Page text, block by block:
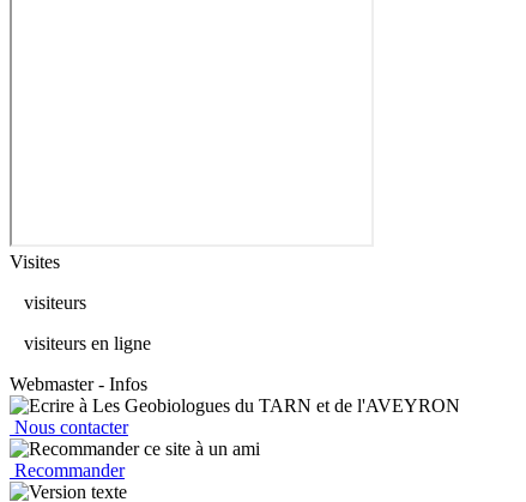
Visites
visiteurs
visiteurs en ligne
Webmaster - Infos
Nous contacter
Recommander